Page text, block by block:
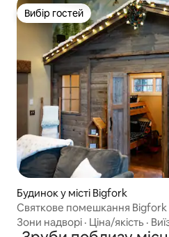
Вибір гостей
Вибір гостей
Будинок у місті Bigfork
Святкове помешкання Bigfork
настільний футбол із F
Зони надворі · Ціна/якість ·